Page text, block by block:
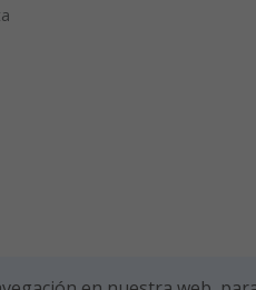
Burlada recuerda
celebración de